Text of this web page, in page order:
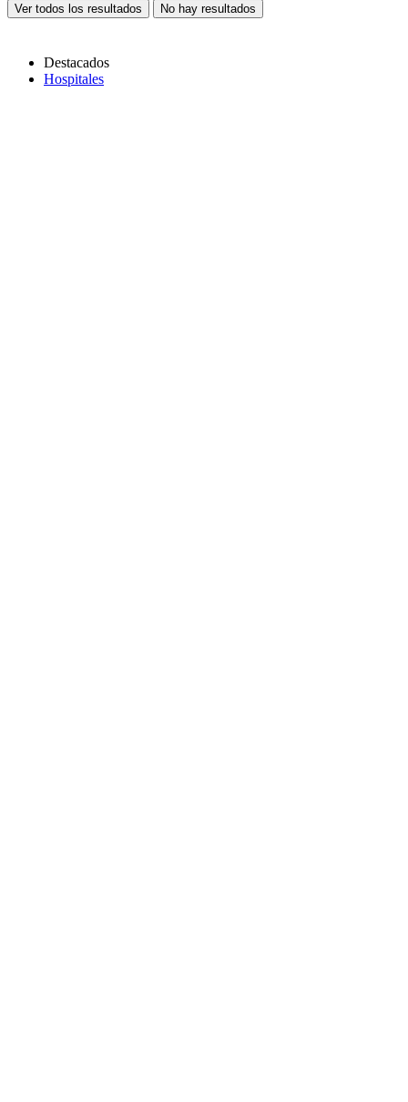
Ver todos los resultados No hay resultados
Destacados
Hospitales